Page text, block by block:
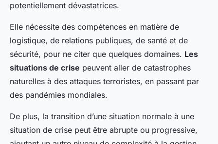
potentiellement dévastatrices.
Elle nécessite des compétences en matière de
logistique, de relations publiques, de santé et de
sécurité, pour ne citer que quelques domaines. Les
situations de crise peuvent aller de catastrophes
naturelles à des attaques terroristes, en passant par
des pandémies mondiales.
De plus, la transition d’une situation normale à une
situation de crise peut être abrupte ou progressive,